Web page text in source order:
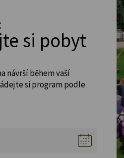
si pobyt
návrší během vaší
si program podle